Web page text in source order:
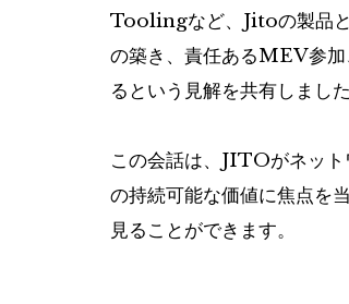
Toolingなど、Jitoの製品と
の築き、責任あるMEV参加
るという見解を共有しました
この会話は、JITOがネット
の持続可能な価値に焦点を
見ることができます。